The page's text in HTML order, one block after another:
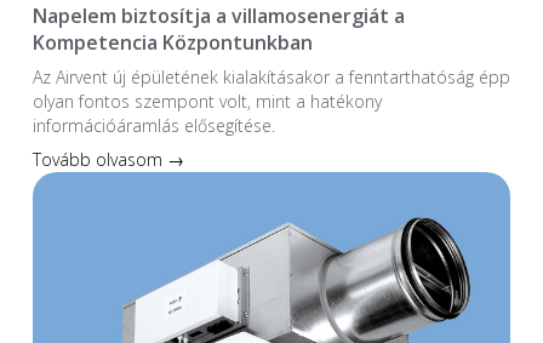
Napelem biztosítja a villamosenergiát a
Kompetencia Központunkban
Az Airvent új épületének kialakításakor a fenntarthatóság épp
olyan fontos szempont volt, mint a hatékony
információáramlás elősegítése.
Tovább olvasom →